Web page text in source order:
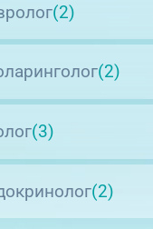
(2)
(2)
(3)
(2)